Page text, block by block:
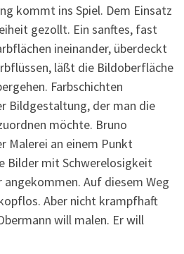
kommt ins Spiel. Dem Einsatz
gezollt. Ein sanftes, fast
ineinander, überdeckt
läßt die Bildoberfläche
Farbschichten
Bildgestaltung, der man die
möchte. Bruno
Malerei an einem Punkt
Bilder mit Schwerelosigkeit
Auf diesem Weg
Aber nicht krampfhaft
will malen. Er will